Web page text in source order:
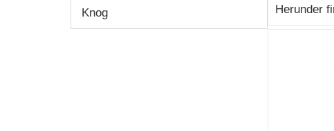
Knog Herunder